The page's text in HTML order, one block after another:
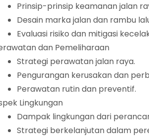
Prinsip-prinsip keamanan jalan
Desain marka jalan dan rambu
Evaluasi risiko dan mitigasi
dan Pemeliharaan
Strategi perawatan jalan raya.
Pengurangan kerusakan dan
Perawatan rutin dan preventif.
Lingkungan
Dampak lingkungan dari
Strategi berkelanjutan dalam